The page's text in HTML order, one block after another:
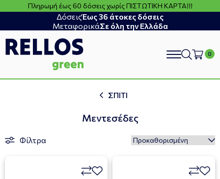
Πληρωμή έως 60 δόσεις χωρίς ΠΙΣΤΩΤΙΚΗ ΚΑΡΤΑ!!!
ΔόσειςΈως 36 άτοκες δόσεις
ΜεταφορικάΣε όλη την Ελλάδα
search
ΣΠΙΤΙ
Μεντεσέδες
Φίλτρα